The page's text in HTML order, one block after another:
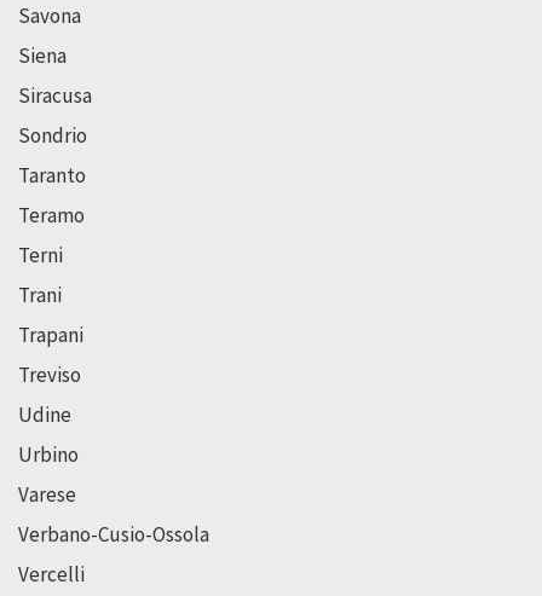
Savona
Siena
Siracusa
Sondrio
Taranto
Teramo
Terni
Trani
Trapani
Treviso
Udine
Urbino
Varese
Verbano-Cusio-Ossola
Vercelli